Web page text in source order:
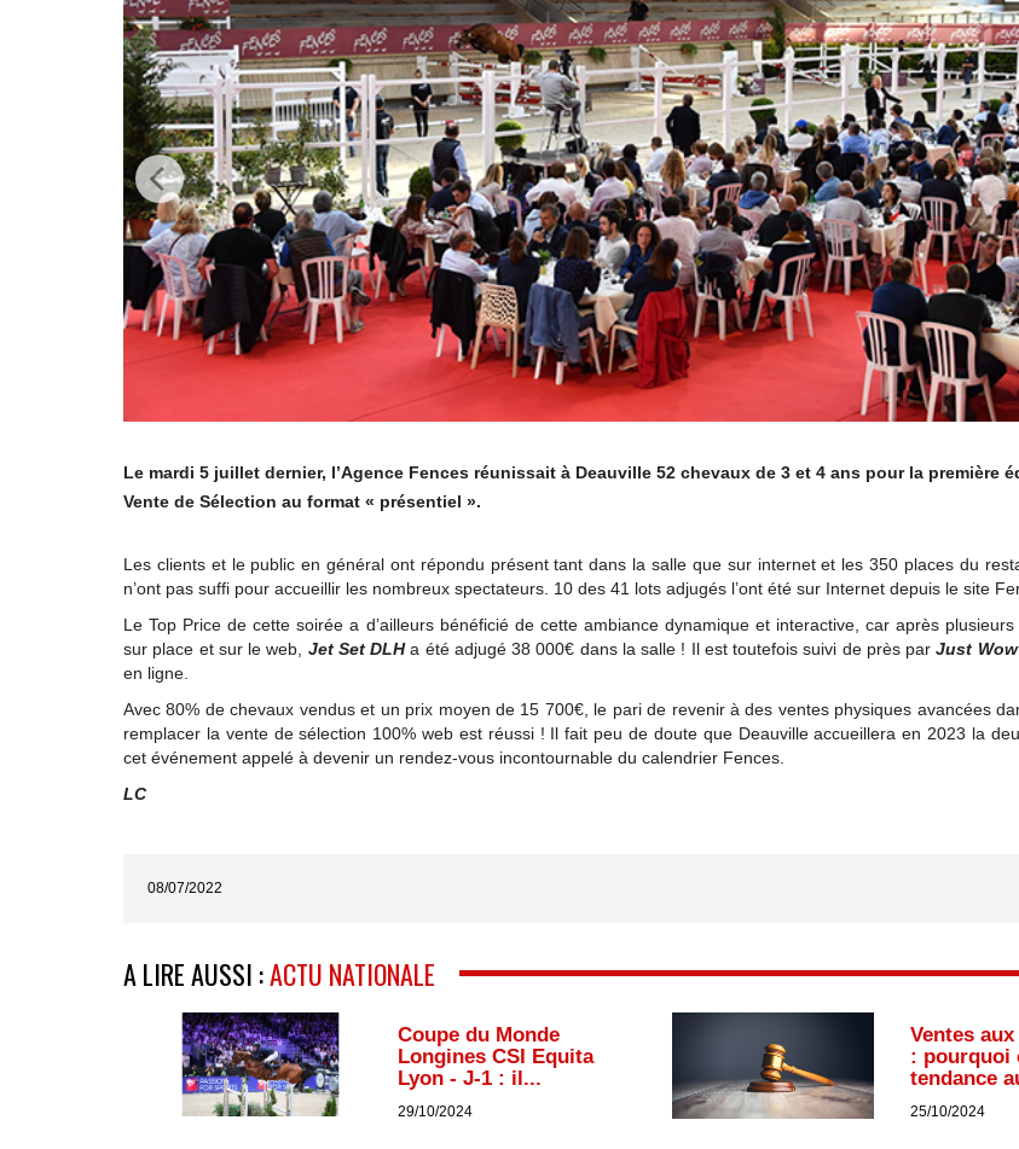
Le mardi 5 juillet dernier, l’Agence Fences réunissait à Deauville 52 chevaux de 3 et 4 ans pour la première
Vente de Sélection au format « présentiel ».
Les clients et le public en général ont répondu présent tant dans la salle que sur internet et les 350 places du
n’ont pas suffi pour accueillir les nombreux spectateurs. 10 des 41 lots adjugés l’ont été sur Internet depuis le site
Le Top Price de cette soirée a d’ailleurs bénéficié de cette ambiance dynamique et interactive, car après
sur place et sur le web, Jet Set DLHa été adjugé 38 000€ dans la salle ! Il est toutefois suivi de près parJust Wow
en ligne.
Avec 80% de chevaux vendus et un prix moyen de 15 700€, le pari de revenir à des ventes physiques avancées
remplacer la vente de sélection 100% web est réussi ! Il fait peu de doute que Deauville accueillera en 2023 la
cet événement appelé à devenir un rendez-vous incontournable du calendrier Fences.
LC
08/07/2022
A LIRE AUSSI :ACTU NATIONALE
Coupe du Monde
Longines CSI Equita
Lyon - J-1 : il...
29/10/2024
Ventes
: pourquoi
tendance
25/10/2024